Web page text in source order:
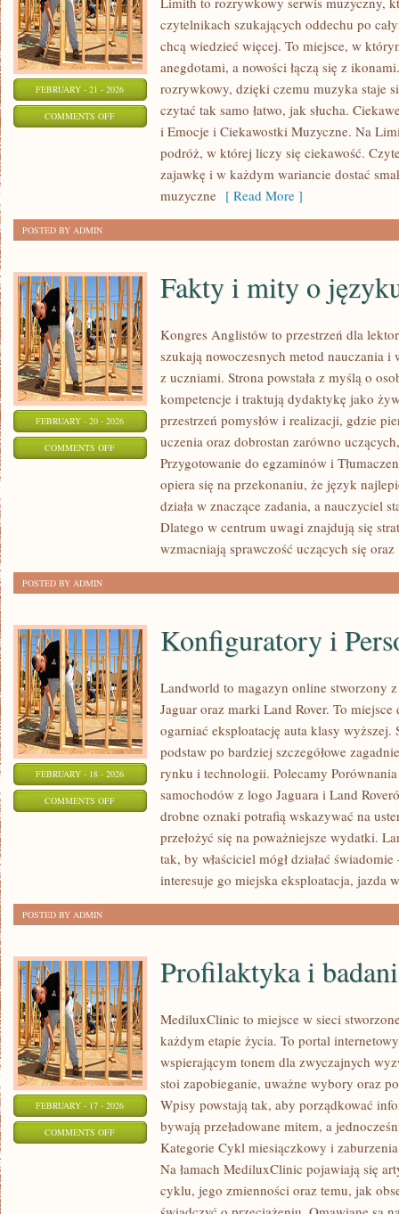
FEBRUARY - 21 - 2026
COMMENTS OFFON
TŁUMACZENIA
czytelnikach szukających oddechu po
chcą wiedzieć więcej. To miejsce, w
anegdotami, a nowości łączą się z
rozrywkowy, dzięki czemu muzyka staje
czytać tak samo łatwo, jak słucha.
i Emocje i Ciekawostki Muzyczne. Na
podróż, w której liczy się ciekawość.
zajawkę i w każdym wariancie dostać
muzyczne [ Read More ]
POSTED BY ADMIN
FEBRUARY - 20 - 2026
COMMENTS OFFON
Fakty i mity o
Kongres Anglistów to przestrzeń dla
szukają nowoczesnych metod nauczania
z uczniami. Strona powstała z myślą o
kompetencje i traktują dydaktykę jako
przestrzeń pomysłów i realizacji, gdzie
uczenia oraz dobrostan zarówno
Przygotowanie do egzaminów i
opiera się na przekonaniu, że język
działa w znaczące zadania, a nauczyciel
Dlatego w centrum uwagi znajdują się
wzmacniają sprawczość uczących się oraz
POSTED BY ADMIN
FEBRUARY - 18 - 2026
COMMENTS OFFON
KONFIGURATORY
PERSONALIZACJA
Konfiguratory i
Landworld to magazyn online stworzony
Jaguar oraz marki Land Rover. To
ogarniać eksploatację auta klasy
podstaw po bardziej szczegółowe
rynku i technologii. Polecamy
samochodów z logo Jaguara i Land
drobne oznaki potrafią wskazywać na
przełożyć się na poważniejsze wydatki.
tak, by właściciel mógł działać
interesuje go miejska eksploatacja, jazda
POSTED BY ADMIN
FEBRUARY - 17 - 2026
COMMENTS OFFON
PROFILAKTYKA
Profilaktyka i
MediluxClinic to miejsce w sieci
każdym etapie życia. To portal
wspierającym tonem dla zwyczajnych
stoi zapobieganie, uważne wybory oraz
Wpisy powstają tak, aby porządkować
bywają przeładowane mitem, a
Kategorie Cykl miesiączkowy i
Na łamach MediluxClinic pojawiają się
cyklu, jego zmienności oraz temu, jak